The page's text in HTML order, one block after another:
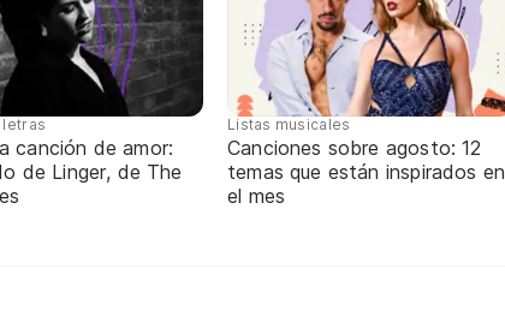
letras
canción de amor:
de Linger, de The
Listas musicales
Canciones sobre agosto: 12
temas que están inspirados en
el mes